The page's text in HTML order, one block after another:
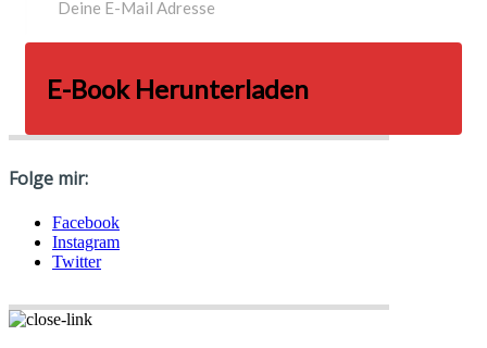
E-Book Herunterladen
Folge mir:
Facebook
Instagram
Twitter